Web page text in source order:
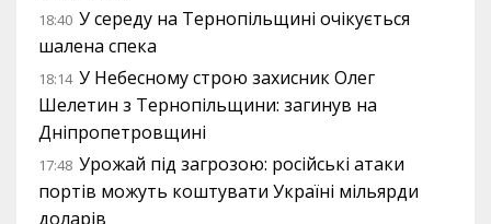
18:40 У середу на Тернопільщині очікується
шалена спека
18:14 У Небесному строю захисник Олег
Шелетин з Тернопільщини: загинув на
Дніпропетровщині
17:48 Урожай під загрозою: російські атаки
портів можуть коштувати Україні мільярди
доларів